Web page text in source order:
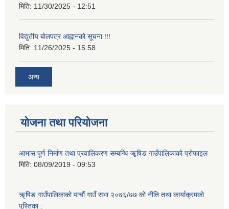
मिति: 11/30/2025 - 12:51
विद्युतीय बोलपत्र आह्वानको सूचना !!!
मिति: 11/26/2025 - 15:58
अन्य
योजना तथा परियोजना
आभास पूर्ण निर्माण तथा प्रवालिकरण सम्बन्धि ॠषिङ गाउँपालिकाको प्रोफाइल
मिति: 08/09/2019 - 09:53
ॠषिङ गाउँपालिकाको पाचौं गाउँ सभा २०७६/७७ को नीति तथा कार्याक्रमको
पुस्तिका :